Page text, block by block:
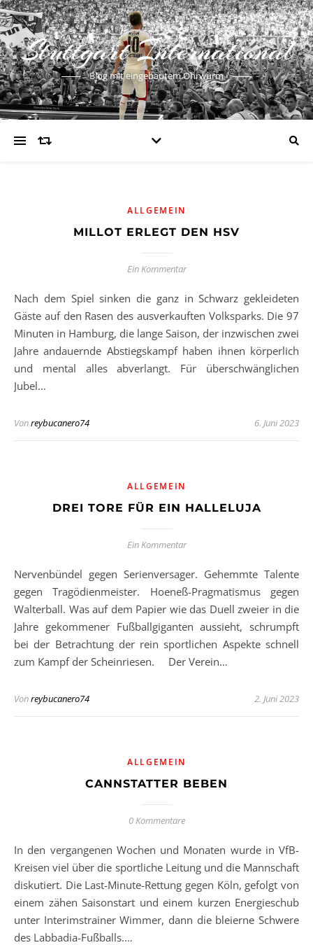
Stuttgart International
Blog mit eingebautem Ohrwurm
ALLGEMEIN
MILLOT ERLEGT DEN HSV
Ein Kommentar
Nach dem Spiel sinken die ganz in Schwarz gekleideten
Gäste auf den Rasen des ausverkauften Volksparks. Die 97
Minuten in Hamburg, die lange Saison, der inzwischen zwei
Jahre andauernde Abstiegskampf haben ihnen körperlich
und mental alles abverlangt. Für überschwänglichen
Jubel…
Vonreybucanero74 6. Juni 2023
ALLGEMEIN
DREI TORE FÜR EIN HALLELUJA
Ein Kommentar
Nervenbündel gegen Serienversager. Gehemmte Talente
gegen Tragödienmeister. Hoeneß-Pragmatismus gegen
Walterball. Was auf dem Papier wie das Duell zweier in die
Jahre gekommener Fußballgiganten aussieht, schrumpft
bei der Betrachtung der rein sportlichen Aspekte schnell
zum Kampf der Scheinriesen. Der Verein…
Vonreybucanero74 2. Juni 2023
ALLGEMEIN
CANNSTATTER BEBEN
0 Kommentare
In den vergangenen Wochen und Monaten wurde in VfB-
Kreisen viel über die sportliche Leitung und die Mannschaft
diskutiert. Die Last-Minute-Rettung gegen Köln, gefolgt von
einem zähen Saisonstart und einem kurzen Energieschub
unter Interimstrainer Wimmer, dann die bleierne Schwere
des Labbadia-Fußballs.…